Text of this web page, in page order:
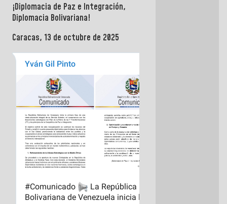
¡Diplomacia de Paz e Integración,
Diplomacia Bolivariana!
Caracas, 13 de octubre de 2025